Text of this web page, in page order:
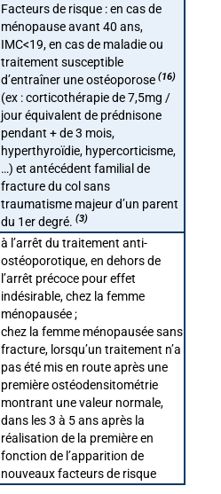
Facteurs de risque : en cas de
ménopause avant 40 ans,
IMC<19, en cas de maladie ou
traitement susceptible
d’entraîner une ostéoporose (16)
(ex : corticothérapie de 7,5mg /
jour équivalent de prédnisone
pendant + de 3 mois,
hyperthyroïdie, hypercorticisme,
…) et antécédent familial de
fracture du col sans
traumatisme majeur d’un parent
du 1er degré. (3)
à l’arrêt du traitement anti-
ostéoporotique, en dehors de
l’arrêt précoce pour effet
indésirable, chez la femme
ménopausée ;
chez la femme ménopausée sans
fracture, lorsqu’un traitement n’a
pas été mis en route après une
première ostéodensitométrie
montrant une valeur normale,
dans les 3 à 5 ans après la
réalisation de la première en
fonction de l’apparition de
nouveaux facteurs de risque